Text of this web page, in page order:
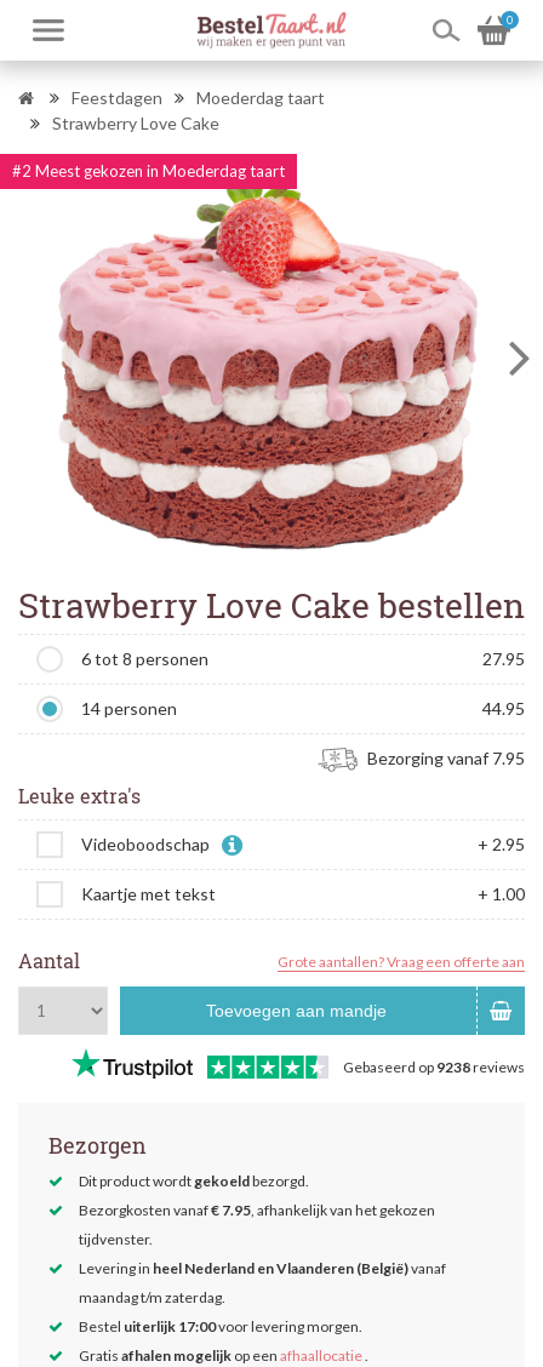
0
Feestdagen
Moederdag taart
Strawberry Love Cake
#2 Meest gekozen in Moederdag taart
Strawberry Love Cake bestellen
6 tot 8 personen 27.95
14 personen 44.95
Bezorging vanaf 7.95
Leuke extra's
Videoboodschap + 2.95
Kaartje met tekst + 1.00
Aantal Grote aantallen? Vraag een offerte aan
Toevoegen aan mandje
Gebaseerd op 9238reviews
Bezorgen
Dit product wordtgekoeldbezorgd.
Bezorgkosten vanaf€ 7.95, afhankelijk van het gekozen
tijdvenster.
Levering in heel Nederland en Vlaanderen (België)vanaf
maandag t/m zaterdag.
Bestel uiterlijk 17:00voor levering morgen.
Gratis afhalen mogelijk op een afhaallocatie.